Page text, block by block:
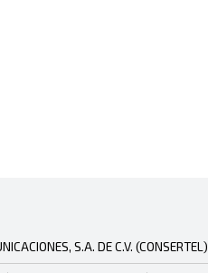
S.A. DE C.V. (CONSERTEL)